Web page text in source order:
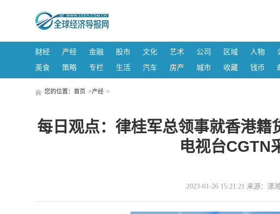
财经 产经 金融 股市 文化 艺术 公司 区域 人物
美食
策略 专栏 生活 汽车 房产 城市 收藏 钱币
您的位置： 首页 >产经 >
每日观点：律桂军总领事就香港籍
电视台CGTN
2023-01-26 15:21:21 来源：潇